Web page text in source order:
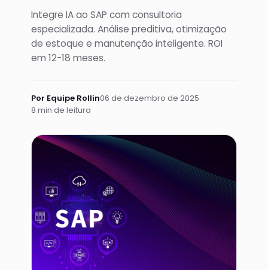
Integre IA ao SAP com consultoria
especializada. Análise preditiva, otimização
de estoque e manutenção inteligente. ROI
em 12-18 meses.
Por Equipe Rollin06 de dezembro de 2025
8 min de leitura